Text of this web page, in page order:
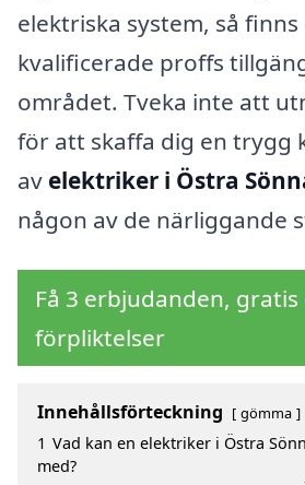
elektriska system, så
kvalificerade proffs
området. Tveka inte att
för att skaffa dig en trygg
av elektriker i Östra
någon av de närliggande
Få 3 erbjudanden,
förpliktelser
Innehållsförteckning gömma
1 Vad kan en elektriker i Östra
med?